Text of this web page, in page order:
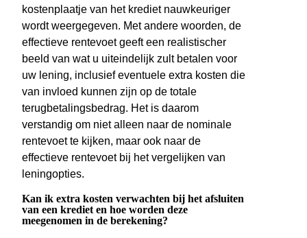
kostenplaatje van het krediet nauwkeuriger
wordt weergegeven. Met andere woorden, de
effectieve rentevoet geeft een realistischer
beeld van wat u uiteindelijk zult betalen voor
uw lening, inclusief eventuele extra kosten die
van invloed kunnen zijn op de totale
terugbetalingsbedrag. Het is daarom
verstandig om niet alleen naar de nominale
rentevoet te kijken, maar ook naar de
effectieve rentevoet bij het vergelijken van
leningopties.
Kan ik extra kosten verwachten bij het afsluiten
van een krediet en hoe worden deze
meegenomen in de berekening?